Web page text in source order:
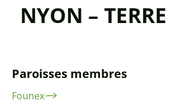
NYON –
Paroisses membres
Founex